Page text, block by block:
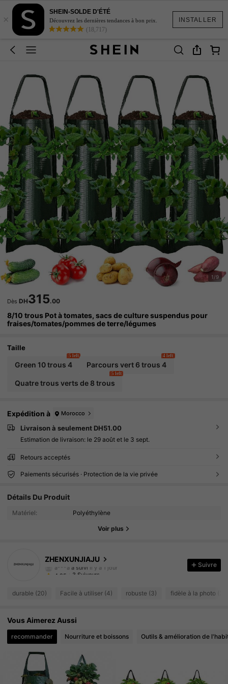
INSTALLER
×
SHEIN-SOLDE D'ÉTÉ
Découvrez les dernières tendances à bon prix.
(18,717)
1/9
Dès DH315.00
8/10 trous Pot à tomates, sacs de culture suspendus pour
fraises/tomates/pommes de terre/légumes
Taille
Green 10 trous 4
5 left
Parcours vert 6 trous 4
4 left
Quatre trous verts de 8 trous
5 left
Expédition à Morocco
Livraison à seulement DH51.00
Estimation de livraison: le 29 août et le 3 sept.
Retours acceptés
Paiements sécurisés · Protection de la vie privée
Détails Du Produit
Matériel: Polyéthylène
Voir plus
ZHENXUNJIAJU
a***aa suiviIl y a 1 jour
4.95
3 Suiveurs
Suivre
durable (20) Facile à utiliser (4) robuste (3) fidèle à la photo (2)
Vous Aimerez Aussi
recommander Nourriture et boissons Outils & amélioration de